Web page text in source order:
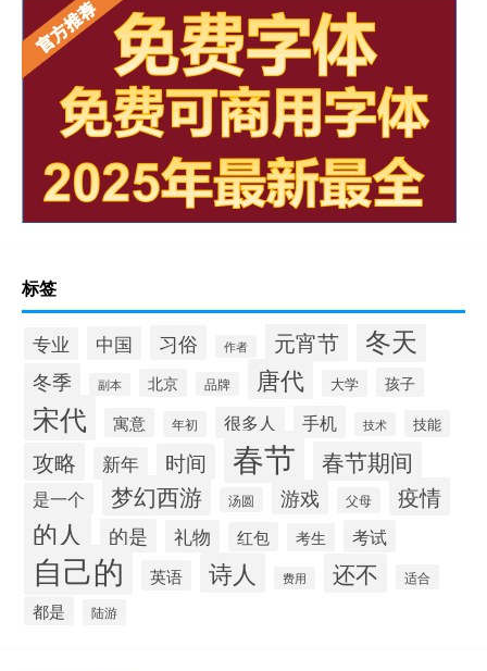
标签
专业 中国 习俗 作者 元宵节 冬天
冬季 副本 北京 品牌 唐代 大学 孩子
宋代 寓意 年初 很多人 手机 技术 技能
攻略 新年 时间 春节 春节期间
是一个 梦幻西游 汤圆 游戏 父母 疫情
的人 的是 礼物 红包 考生 考试
自己的 英语 诗人 费用 还不 适合
都是 陆游